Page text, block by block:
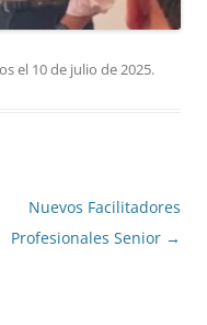
el 10 de julio de 2025.
Nuevos Facilitadores
Profesionales Senior →